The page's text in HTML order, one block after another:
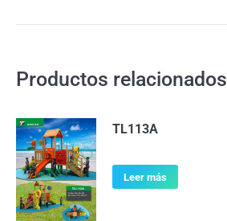
Productos relacionados
TL113A
Leer más